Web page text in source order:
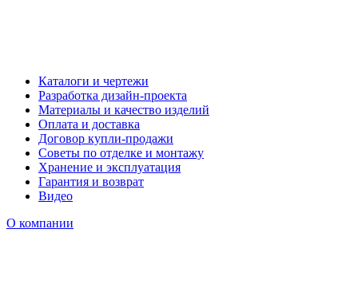
Каталоги и чертежи
Разработка дизайн-проекта
Материалы и качество изделий
Оплата и доставка
Договор купли-продажи
Советы по отделке и монтажу
Хранение и эксплуатация
Гарантия и возврат
Видео
О компании